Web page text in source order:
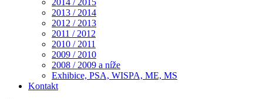
2014 / 2015
2013 / 2014
2012 / 2013
2011 / 2012
2010 / 2011
2009 / 2010
2008 / 2009 a níže
Exhibice, PSA, WISPA, ME, MS
Kontakt